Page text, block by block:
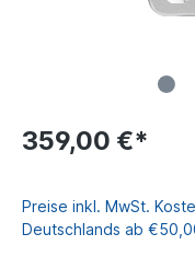
359,00 €*
Preise inkl. MwSt.
Deutschlands ab